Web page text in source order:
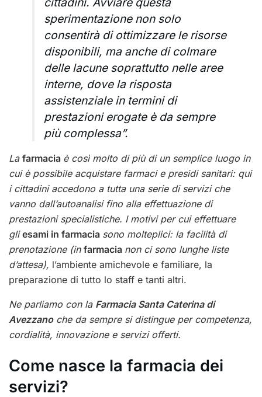
sperimentazione non solo
consentirà di ottimizzare le risorse
disponibili, ma anche di colmare
delle lacune soprattutto nelle aree
interne, dove la risposta
assistenziale in termini di
prestazioni erogate è da sempre
più complessa”.
La farmacia è così molto di più di un semplice luogo in
cui è possibile acquistare farmaci e presidi sanitari: qui
i cittadini accedono a tutta una serie di servizi che
vanno dall’autoanalisi fino alla effettuazione di
prestazioni specialistiche. I motivi per cui effettuare
gliesami in farmacia sono molteplici: la facilità di
prenotazione (in farmacia non ci sono lunghe liste
d’attesa), l’ambiente amichevole e familiare, la
preparazione di tutto lo staff e tanti altri.
Ne parliamo con la Farmacia Santa Caterina di
Avezzanoche da sempre si distingue per competenza,
cordialità, innovazione e servizi offerti.
Come nasce la farmacia dei
servizi?